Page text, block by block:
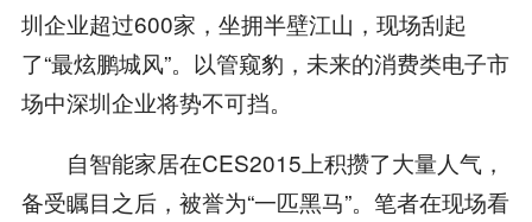
圳企业超过600家，坐拥半壁江山，现场刮起
了“最炫鹏城风”。以管窥豹，未来的消费类电子市
场中深圳企业将势不可挡。
自智能家居在CES2015上积攒了大量人气，
备受瞩目之后，被誉为“一匹黑马”。笔者在现场看